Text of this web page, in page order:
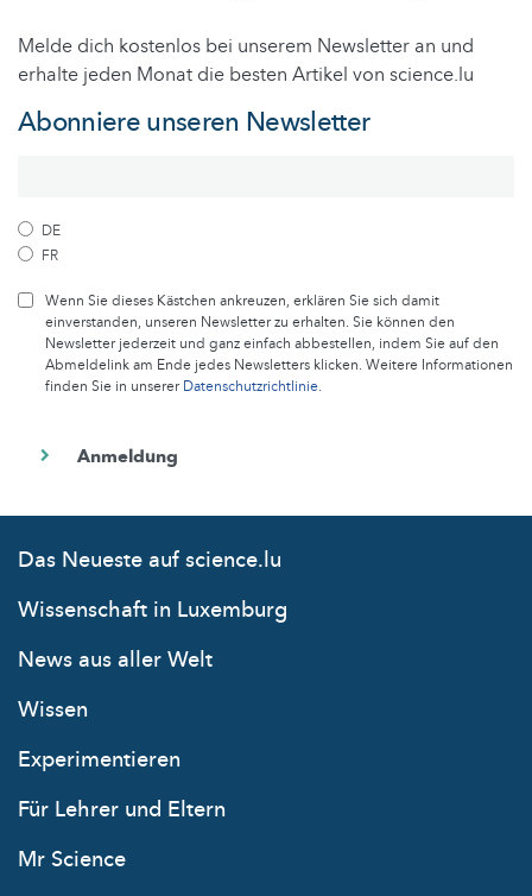
Melde dich kostenlos bei unserem Newsletter an und
erhalte jeden Monat die besten Artikel von science.lu
Abonniere unseren Newsletter
DE
FR
Wenn Sie dieses Kästchen ankreuzen, erklären Sie sich damit
einverstanden, unseren Newsletter zu erhalten. Sie können den
Newsletter jederzeit und ganz einfach abbestellen, indem Sie auf den
Abmeldelink am Ende jedes Newsletters klicken. Weitere Informationen
finden Sie in unsererDatenschutzrichtlinie.
Das Neueste auf science.lu
Wissenschaft in Luxemburg
News aus aller Welt
Wissen
Experimentieren
Für Lehrer und Eltern
Mr Science